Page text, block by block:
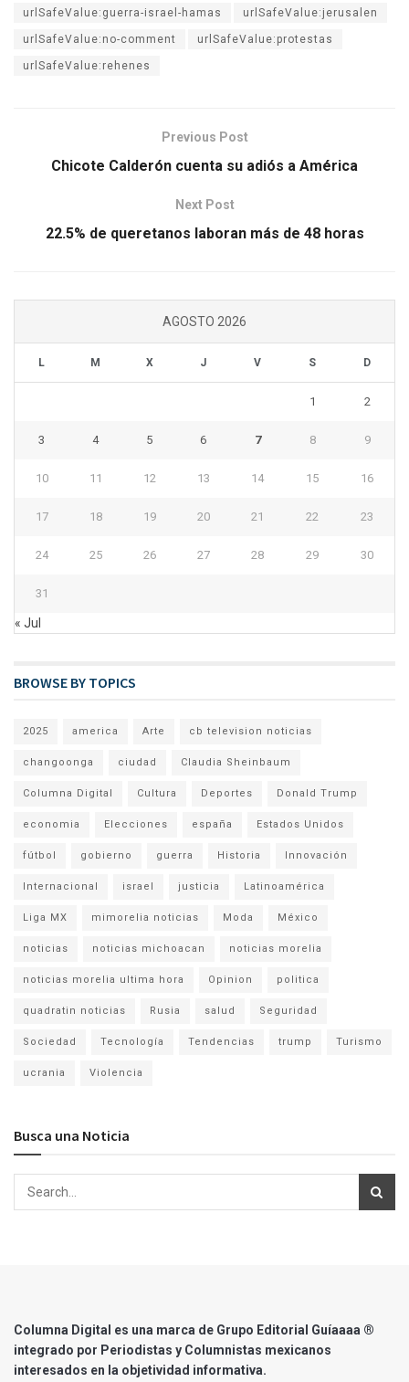
urlSafeValue:guerra-israel-hamas urlSafeValue:jerusalen
urlSafeValue:no-comment urlSafeValue:protestas
urlSafeValue:rehenes
Previous Post
Chicote Calderón cuenta su adiós a América
Next Post
22.5% de queretanos laboran más de 48 horas
AGOSTO 2026
L M X J V S D
1 2
3 4 5 6 7 8 9
10 11 12 13 14 15 16
17 18 19 20 21 22 23
24 25 26 27 28 29 30
31
« Jul
BROWSE BY TOPICS
2025 america Arte cb television noticias
changoonga ciudad Claudia Sheinbaum
Columna Digital Cultura Deportes Donald Trump
economia Elecciones españa Estados Unidos
fútbol gobierno guerra Historia Innovación
Internacional israel justicia Latinoamérica
Liga MX mimorelia noticias Moda México
noticias noticias michoacan noticias morelia
noticias morelia ultima hora Opinion politica
quadratin noticias Rusia salud Seguridad
Sociedad Tecnología Tendencias trump Turismo
ucrania Violencia
Busca una Noticia
Columna Digital es una marca de Grupo Editorial Guíaaaa ®
integrado por Periodistas y Columnistas mexicanos
interesados en la objetividad informativa.